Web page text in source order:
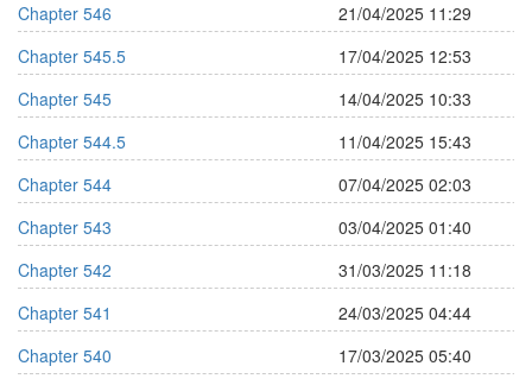
Chapter 546
21/04/2025 11:29
Chapter 545.5
17/04/2025 12:53
Chapter 545
14/04/2025 10:33
Chapter 544.5
11/04/2025 15:43
Chapter 544
07/04/2025 02:03
Chapter 543
03/04/2025 01:40
Chapter 542
31/03/2025 11:18
Chapter 541
24/03/2025 04:44
Chapter 540
17/03/2025 05:40